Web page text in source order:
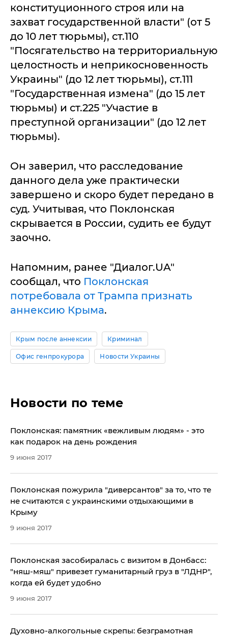
конституционного строя или на
захват государственной власти" (от 5
до 10 лет тюрьмы), ст.110
"Посягательство на территориальную
целостность и неприкосновенность
Украины" (до 12 лет тюрьмы), ст.111
"Государственная измена" (до 15 лет
тюрьмы) и ст.225 "Участие в
преступной организации" (до 12 лет
тюрьмы).
Он заверил, что расследование
данного дела уже практически
завершено и скоро будет передано в
суд. Учитывая, что Поклонская
скрывается в России, судить ее будут
заочно.
Напомним, ранее "Диалог.UA"
сообщал, что Поклонская
потребовала от Трампа признать
аннексию Крыма.
Крым после аннексии Криминал
Офис генпрокурора Новости Украины
Новости по теме
Поклонская: памятник «вежливым людям» - это
как подарок на день рождения
9 июня 2017
Поклонская пожурила "диверсантов" за то, что те
не считаются с украинскими отдыхающими в
Крыму
9 июня 2017
Поклонская засобиралась с визитом в Донбасс:
"няш-мяш" привезет гуманитарный груз в "ЛДНР",
когда ей будет удобно
9 июня 2017
Духовно-алкогольные скрепы: безграмотная